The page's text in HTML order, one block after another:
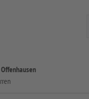
Offenhausen